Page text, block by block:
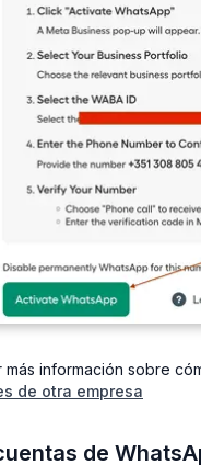
más información sobre
de otra empresa
de